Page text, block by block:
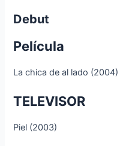
Debut
Película
La chica de al lado (2004)
TELEVISOR
Piel (2003)